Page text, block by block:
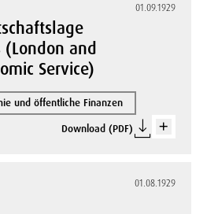
01.09.1929
and
Service)
und öffentliche Finanzen
Download (PDF)
01.08.1929